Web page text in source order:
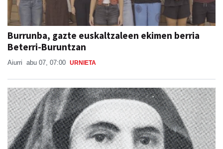
Burrunba, gazte euskaltzaleen ekimen berria
Beterri-Buruntzan
Aiurri abu 07, 07:00 URNIETA